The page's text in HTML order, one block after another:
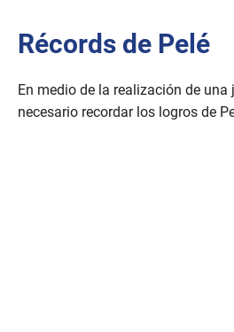
Récords de Pelé
En medio de la realización de
necesario recordar los logros de